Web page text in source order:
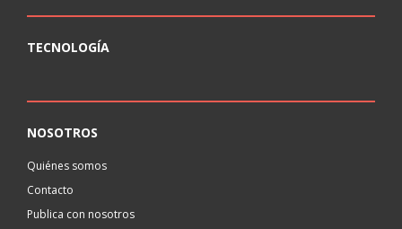
TECNOLOGÍA
NOSOTROS
Quiénes somos
Contacto
Publica con nosotros